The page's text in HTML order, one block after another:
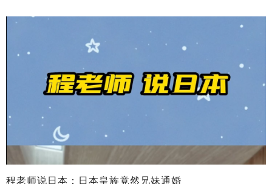
程老师说日本：日本皇族竟然兄妹通婚